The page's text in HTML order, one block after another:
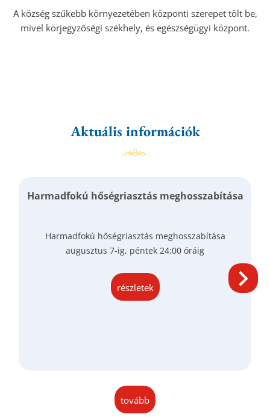
A község szűkebb környezetében központi szerepet tölt be,
mivel körjegyzőségi székhely, és egészségügyi központ.
Aktuális információk
Harmadfokú hőségriasztás meghosszabítása
Harmadfokú hőségriasztás meghosszabítása
augusztus 7-ig, péntek 24:00 óráig
részletek
tovább